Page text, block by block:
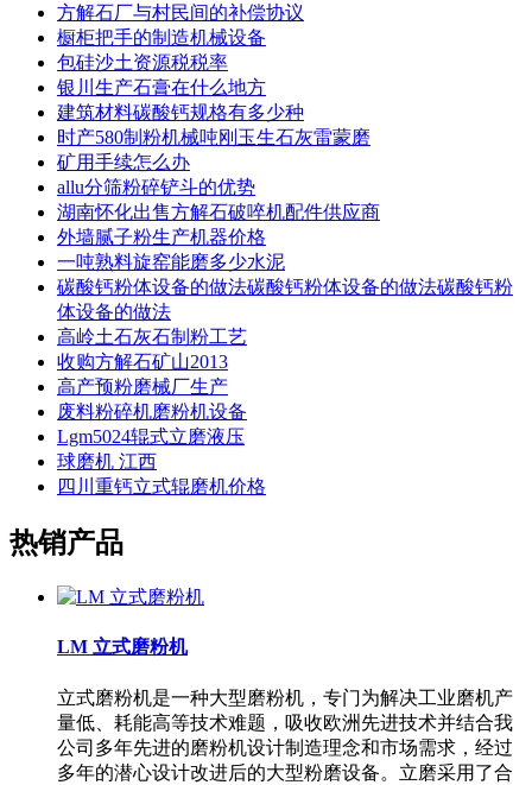
方解石厂与村民间的补偿协议
橱柜把手的制造机械设备
包硅沙土资源税税率
银川生产石膏在什么地方
建筑材料碳酸钙规格有多少种
时产580制粉机械吨刚玉生石灰雷蒙磨
矿用手续怎么办
allu分筛粉碎铲斗的优势
湖南怀化出售方解石破啐机配件供应商
外墙腻子粉生产机器价格
一吨熟料旋窑能磨多少水泥
碳酸钙粉体设备的做法碳酸钙粉体设备的做法碳酸钙粉
体设备的做法
高岭土石灰石制粉工艺
收购方解石矿山2013
高产预粉磨械厂生产
废料粉碎机磨粉机设备
Lgm5024辊式立磨液压
球磨机 江西
四川重钙立式辊磨机价格
热销产品
LM 立式磨粉机
立式磨粉机是一种大型磨粉机，专门为解决工业磨机产
量低、耗能高等技术难题，吸收欧洲先进技术并结合我
公司多年先进的磨粉机设计制造理念和市场需求，经过
多年的潜心设计改进后的大型粉磨设备。立磨采用了合